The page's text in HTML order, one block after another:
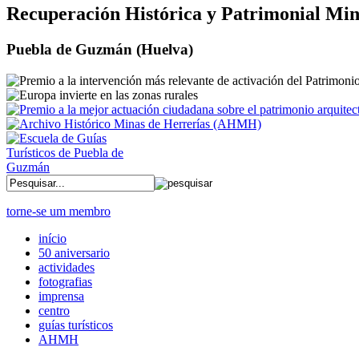
Recuperación Histórica y Patrimonial
Puebla de Guzmán (Huelva)
torne-se um membro
início
50 aniversario
actividades
fotografias
imprensa
centro
guías turísticos
AHMH